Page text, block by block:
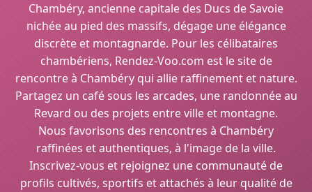
Chambéry, ancienne capitale des Ducs de Savoie
nichée au pied des massifs, dégage une élégance
discrète et montagnarde. Pour les célibataires
chambériens, Rendez-Voo.com est le site de
rencontre à Chambéry qui allie raffinement et nature.
Partagez un café sous les arcades, une randonnée au
Revard ou des projets entre ville et montagne.
Nous favorisons des rencontres à Chambéry
raffinées et authentiques, à l'image de la ville.
Inscrivez-vous et rejoignez une communauté de
profils cultivés, sportifs et attachés à leur qualité de